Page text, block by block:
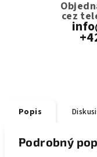
cez
Popis
Podrobný